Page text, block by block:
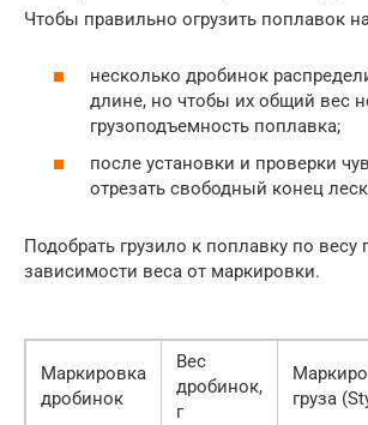
Чтобы правильно огрузить поплавок
несколько дробинок
длине, но чтобы их общий вес
грузоподъемность поплавка;
после установки и проверки
отрезать свободный конец
Подобрать грузило к поплавку по
зависимости веса от маркировки.
Маркировка
дробинок
Вес
дробинок,
г
груза